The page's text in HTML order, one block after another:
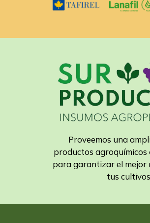
Proveemos una
productos agroquímicos
para garantizar el mejor
tus